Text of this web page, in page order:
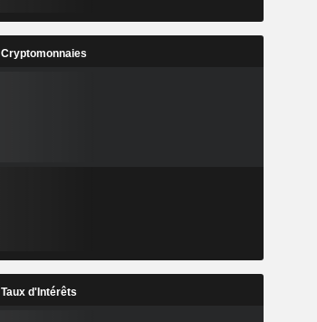
Cryptomonnaies
Taux d'Intérêts